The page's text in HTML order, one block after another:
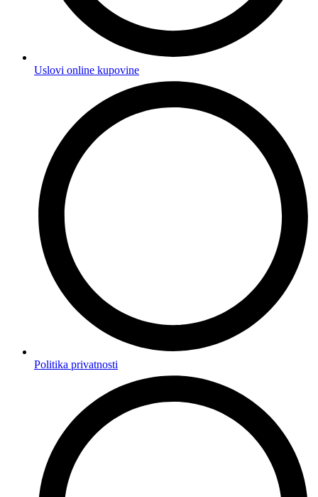
Uslovi online kupovine
Politika privatnosti